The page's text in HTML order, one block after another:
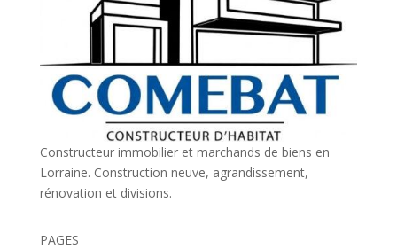
Constructeur immobilier et marchands de biens en
Lorraine. Construction neuve, agrandissement,
rénovation et divisions.
PAGES